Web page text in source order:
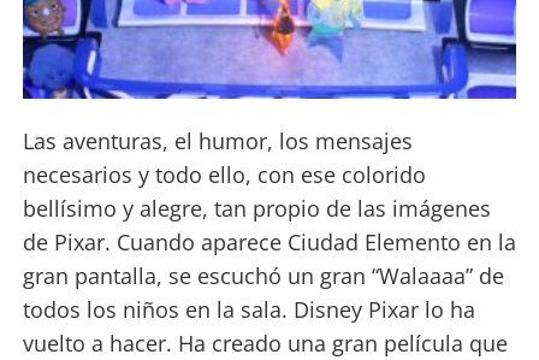
Las aventuras, el humor, los mensajes
necesarios y todo ello, con ese colorido
bellísimo y alegre, tan propio de las imágenes
de Pixar. Cuando aparece Ciudad Elemento en la
gran pantalla, se escuchó un gran “Walaaaa” de
todos los niños en la sala. Disney Pixar lo ha
vuelto a hacer. Ha creado una gran película que